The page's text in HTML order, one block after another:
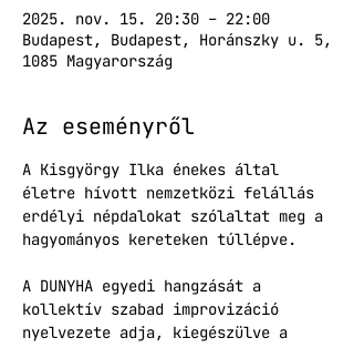
2025. nov. 15. 20:30 – 22:00
Budapest, Budapest, Horánszky u. 5,
1085 Magyarország
Az eseményről
A Kisgyörgy Ilka énekes által
életre hívott nemzetközi felállás
erdélyi népdalokat szólaltat meg a
hagyományos kereteken túllépve.
A DUNYHA egyedi hangzását a
kollektív szabad improvizáció
nyelvezete adja, kiegészülve a